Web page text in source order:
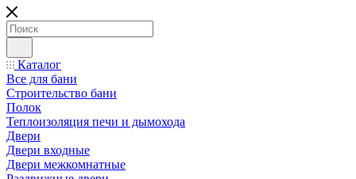
Каталог
Все для бани
Строительство бани
Полок
Теплоизоляция печи и дымохода
Двери
Двери входные
Двери межкомнатные